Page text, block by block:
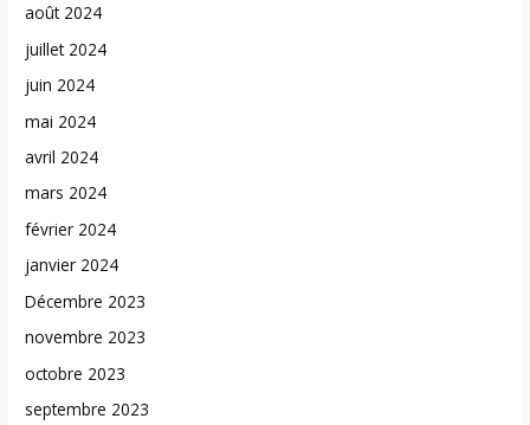
août 2024
juillet 2024
juin 2024
mai 2024
avril 2024
mars 2024
février 2024
janvier 2024
Décembre 2023
novembre 2023
octobre 2023
septembre 2023